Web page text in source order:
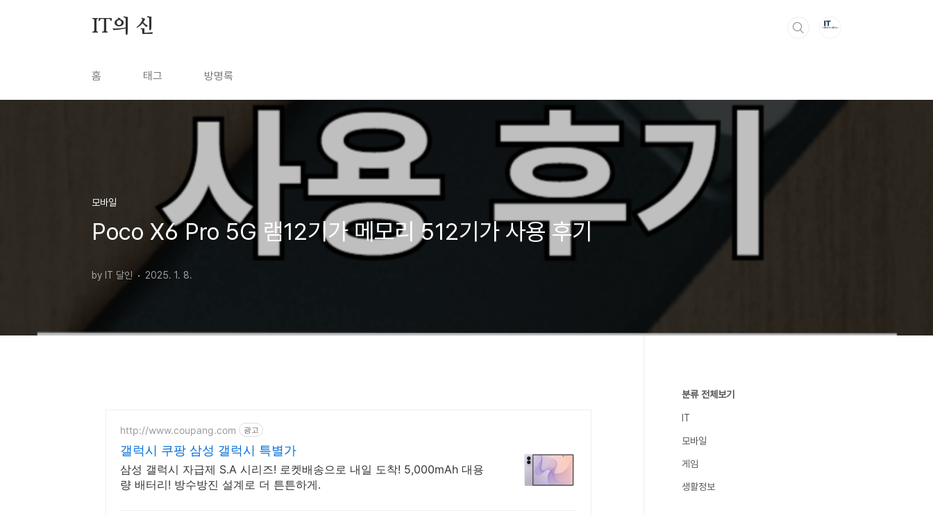
IT의 신
홈 태그 방명록
모바일
Poco X6 Pro 5G 램12기가 메모리 512기가 사용 후기
by IT 달인 2025. 1. 8.
http://www.coupang.com 광고
갤럭시 쿠팡 삼성 갤럭시 특별가
삼성 갤럭시 자급제 S.A 시리즈! 로켓배송으로 내일 도착! 5,000mAh 대용
량 배터리! 방수방진 설계로 더 튼튼하게.
분류 전체보기
IT
모바일
게임
생활정보